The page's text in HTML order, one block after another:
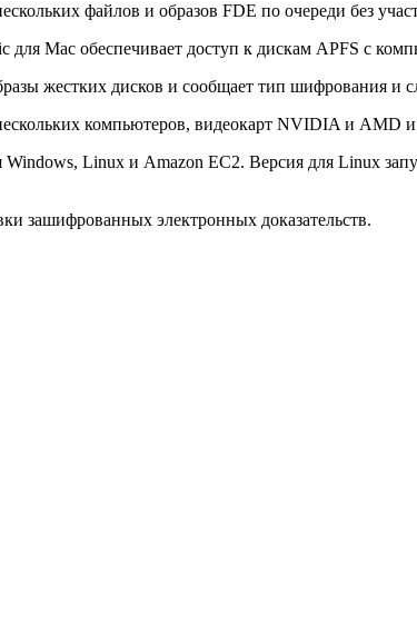
файлов и образов FDE по очереди без
Mac обеспечивает доступ к дискам APFS с
жестких дисков и сообщает тип шифрования и
компьютеров, видеокарт NVIDIA и AMD
Linux и Amazon EC2. Версия для Linux
зашифрованных электронных доказательств.